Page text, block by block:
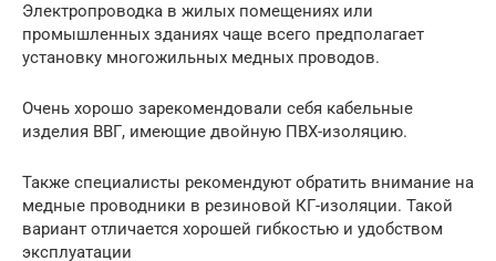
Электропроводка в жилых помещениях или
промышленных зданиях чаще всего предполагает
установку многожильных медных проводов.
Очень хорошо зарекомендовали себя кабельные
изделия ВВГ, имеющие двойную ПВХ-изоляцию.
Также специалисты рекомендуют обратить внимание на
медные проводники в резиновой КГ-изоляции. Такой
вариант отличается хорошей гибкостью и удобством
эксплуатации